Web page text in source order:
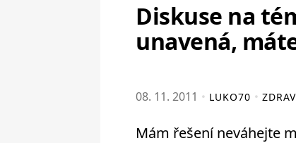
Diskuse na
unavená,
08. 11. 2011 LUKO70
Mám řešení neváhejte